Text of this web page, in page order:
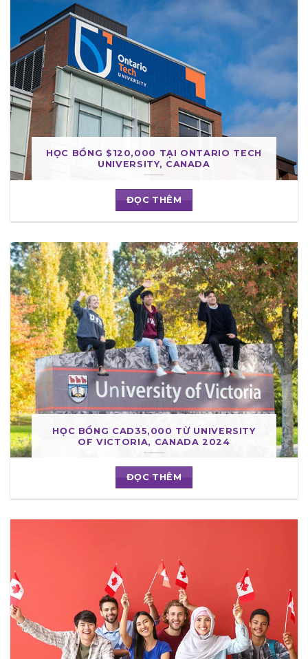
HỌC BỔNG $120,000 TẠI ONTARIO TECH
UNIVERSITY, CANADA
ĐỌC THÊM
HỌC BỔNG CAD35,000 TỪ UNIVERSITY
OF VICTORIA, CANADA 2024
ĐỌC THÊM